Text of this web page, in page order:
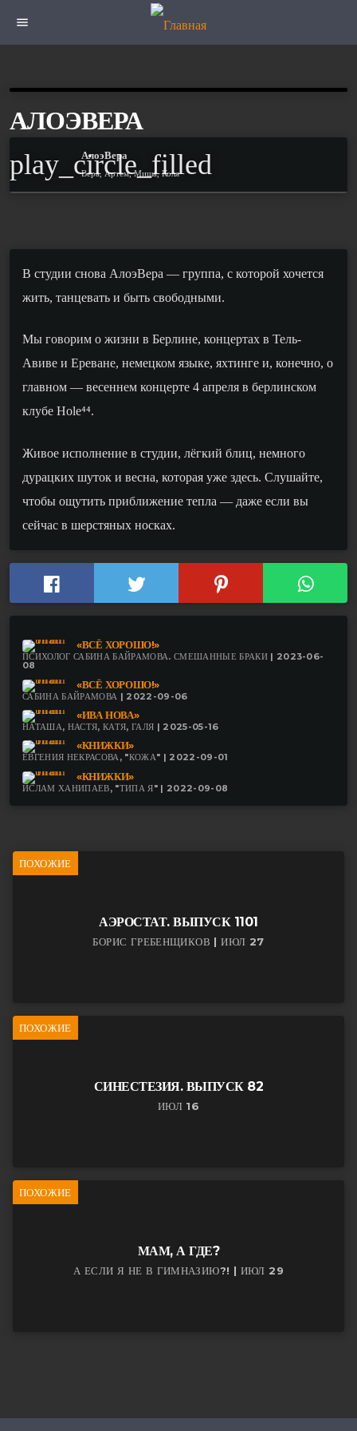
menu
АЛОЭВЕРА
play_circle_filled
АлоэВера
Вера, Артем, Миша, Коля
В студии снова АлоэВера — группа, с которой хочется
жить, танцевать и быть свободными.
Мы говорим о жизни в Берлине, концертах в Тель-
Авиве и Ереване, немецком языке, яхтинге и, конечно, о
главном — весеннем концерте 4 апреля в берлинском
клубе Hole⁴⁴.
Живое исполнение в студии, лёгкий блиц, немного
дурацких шуток и весна, которая уже здесь. Слушайте,
чтобы ощутить приближение тепла — даже если вы
сейчас в шерстяных носках.
«ВСЁ ХОРОШО!»
ПСИХОЛОГ САБИНА БАЙРАМОВА. СМЕШАННЫЕ БРАКИ | 2023-06-
08
«ВСЁ ХОРОШО!»
САБИНА БАЙРАМОВА | 2022-09-06
«ИВА НОВА»
НАТАША, НАСТЯ, КАТЯ, ГАЛЯ | 2025-05-16
«КНИЖКИ»
ЕВГЕНИЯ НЕКРАСОВА, "КОЖА" | 2022-09-01
«КНИЖКИ»
ИСЛАМ ХАНИПАЕВ, "ТИПА Я" | 2022-09-08
ПОХОЖИЕ
АЭРОСТАТ. ВЫПУСК 1101
БОРИС ГРЕБЕНЩИКОВ | ИЮЛ 27
ПОХОЖИЕ
СИНЕСТЕЗИЯ. ВЫПУСК 82
ИЮЛ 16
ПОХОЖИЕ
МАМ, А ГДЕ?
А ЕСЛИ Я НЕ В ГИМНАЗИЮ?! | ИЮЛ 29